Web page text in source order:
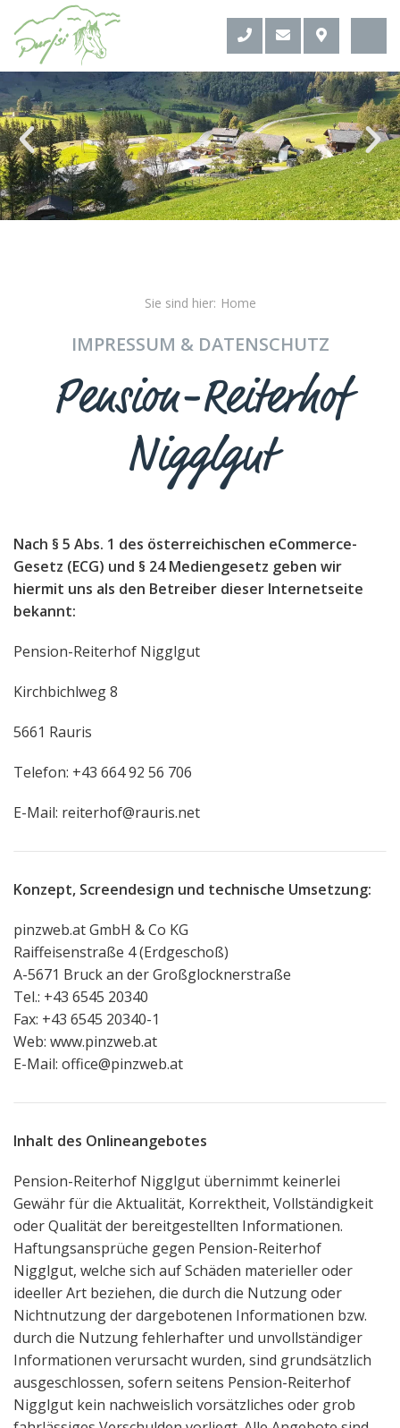
Sie sind hier: Home
IMPRESSUM & DATENSCHUTZ
Pension-Reiterhof
Nigglgut
Nach § 5 Abs. 1 des österreichischen eCommerce-
Gesetz (ECG) und § 24 Mediengesetz geben wir
hiermit uns als den Betreiber dieser Internetseite
bekannt:
Pension-Reiterhof Nigglgut
Kirchbichlweg 8
5661 Rauris
Telefon: +43 664 92 56 706
E-Mail: reiterhof@rauris.net
Konzept, Screendesign und technische Umsetzung:
pinzweb.at GmbH & Co KG
Raiffeisenstraße 4 (Erdgeschoß)
A-5671 Bruck an der Großglocknerstraße
Tel.: +43 6545 20340
Fax: +43 6545 20340-1
Web: www.pinzweb.at
E-Mail: office@pinzweb.at
Inhalt des Onlineangebotes
Pension-Reiterhof Nigglgut übernimmt keinerlei
Gewähr für die Aktualität, Korrektheit, Vollständigkeit
oder Qualität der bereitgestellten Informationen.
Haftungsansprüche gegen Pension-Reiterhof
Nigglgut, welche sich auf Schäden materieller oder
ideeller Art beziehen, die durch die Nutzung oder
Nichtnutzung der dargebotenen Informationen bzw.
durch die Nutzung fehlerhafter und unvollständiger
Informationen verursacht wurden, sind grundsätzlich
ausgeschlossen, sofern seitens Pension-Reiterhof
Nigglgut kein nachweislich vorsätzliches oder grob